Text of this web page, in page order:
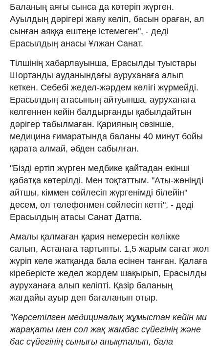
Баланың аяғы сынса да көтеріп жүрген.
Ауылдың дәрігері жаяу келіп, басын ораған, ал
сынған аяққа ештеңе істемеген", - деді
Ерасылдың анасы Ұлжан Санат.
Тілшінің хабарлауынша, Ерасылды туыстары
Шортанды ауданындағы ауруханаға алып
кеткен. Себебі жедел-жәрдем көлігі жүрмейді.
Ерасылдың атасының айтуынша, ауруханаға
келгеннен кейін балдырғанды қабылдайтын
дәрігер табылмаған. Қарияның сөзінше,
медицина ғимаратында баланы 40 минут бойы
қарата алмай, әбден сабылған.
"Бізді ертіп жүрген медбике қайтадан екінші
қабатқа көтерілді. Мен тоқтаттым. "Аты-жөніңді
айтшы, кіммен сөйлесіп жүргенімді білейін"
десем, ол телефонмен сөйлесіп кетті", - деді
Ерасылдың атасы Санат Датпа.
Амалы қалмаған қария немересін көлікке
салып, Астанаға тартыпты. 1,5 жарым сағат жол
жүріп келе жатқанда бала есінен танған. Қалаға
кіреберісте жедел жәрдем шақырып, Ерасылды
ауруханаға алып келіпті. Қазір баланың
жағдайы ауыр деп бағаланып отыр.
"Көрсетілген медициналық жұмыстан кейін ми
жарақаты мен сол жақ жамбас сүйегінің және
бас сүйегінің сынығы анықталып, бала